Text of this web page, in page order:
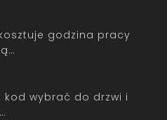
godzina pracy
kod wybrać do drzwi i